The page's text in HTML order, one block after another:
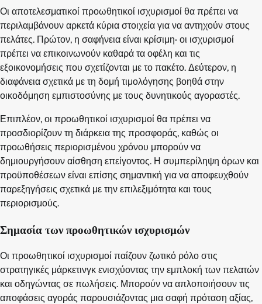
Οι αποτελεσματικοί προωθητικοί ισχυρισμοί θα πρέπει να
περιλαμβάνουν αρκετά κύρια στοιχεία για να αντηχούν στους
πελάτες. Πρώτον, η σαφήνεια είναι κρίσιμη· οι ισχυρισμοί
πρέπει να επικοινωνούν καθαρά τα οφέλη και τις
εξοικονομήσεις που σχετίζονται με το πακέτο. Δεύτερον, η
διαφάνεια σχετικά με τη δομή τιμολόγησης βοηθά στην
οικοδόμηση εμπιστοσύνης με τους δυνητικούς αγοραστές.
Επιπλέον, οι προωθητικοί ισχυρισμοί θα πρέπει να
προσδιορίζουν τη διάρκεια της προσφοράς, καθώς οι
προωθήσεις περιορισμένου χρόνου μπορούν να
δημιουργήσουν αίσθηση επείγοντος. Η συμπερίληψη όρων και
προϋποθέσεων είναι επίσης σημαντική για να αποφευχθούν
παρεξηγήσεις σχετικά με την επιλεξιμότητα και τους
περιορισμούς.
Σημασία των προωθητικών ισχυρισμών
Οι προωθητικοί ισχυρισμοί παίζουν ζωτικό ρόλο στις
στρατηγικές μάρκετινγκ ενισχύοντας την εμπλοκή των πελατών
και οδηγώντας σε πωλήσεις. Μπορούν να απλοποιήσουν τις
αποφάσεις αγοράς παρουσιάζοντας μια σαφή πρόταση αξίας,